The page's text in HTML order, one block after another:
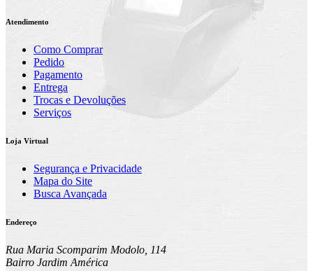
Atendimento
Como Comprar
Pedido
Pagamento
Entrega
Trocas e Devoluções
Serviços
Loja Virtual
Segurança e Privacidade
Mapa do Site
Busca Avançada
Endereço
Rua Maria Scomparim Modolo, 114
Bairro Jardim América